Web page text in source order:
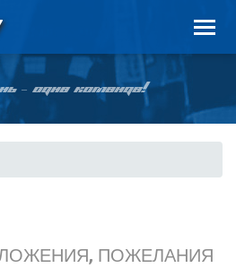
– ОДНА КОМАНДА!
ПОЖЕЛАНИЯ